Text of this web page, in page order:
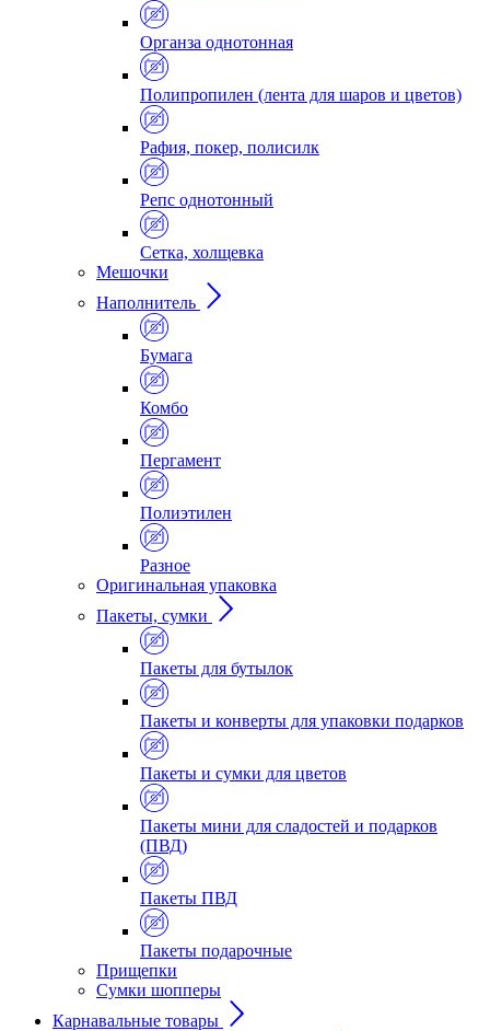
Органза однотонная
Полипропилен (лента для шаров и цветов)
Рафия, покер, полисилк
Репс однотонный
Сетка, холщевка
Мешочки
Наполнитель
Бумага
Комбо
Пергамент
Полиэтилен
Разное
Оригинальная упаковка
Пакеты, сумки
Пакеты для бутылок
Пакеты и конверты для упаковки подарков
Пакеты и сумки для цветов
Пакеты мини для сладостей и подарков
(ПВД)
Пакеты ПВД
Пакеты подарочные
Прищепки
Сумки шопперы
Карнавальные товары